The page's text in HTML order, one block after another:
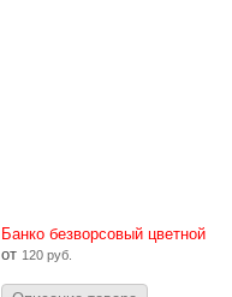
Банко безворсовый цветной
от 120 руб.